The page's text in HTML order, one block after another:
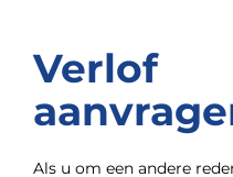
Verlof
Als u om een andere